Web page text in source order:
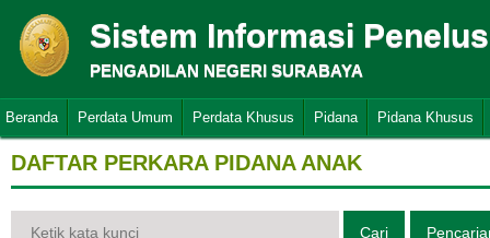
Sistem Informasi
PENGADILAN NEGERI SURABAYA
Beranda Perdata Umum Perdata Khusus Pidana Pidana Khusus
DAFTAR PERKARA PIDANA ANAK